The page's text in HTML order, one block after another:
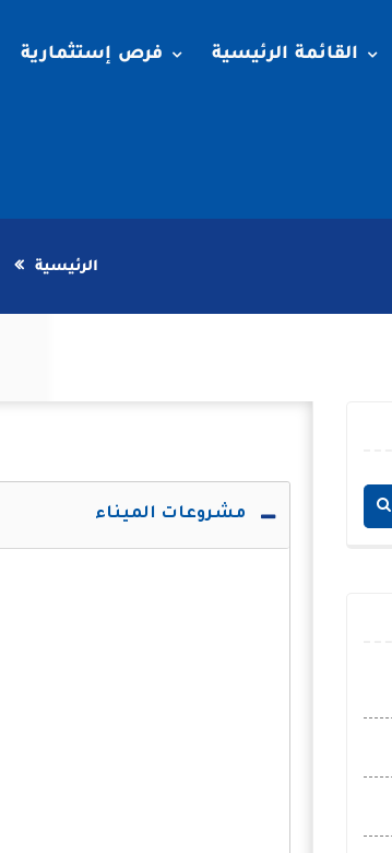
القائمة الرئيسية فرص إستثمارية
الرئيسية
مشروعات الميناء